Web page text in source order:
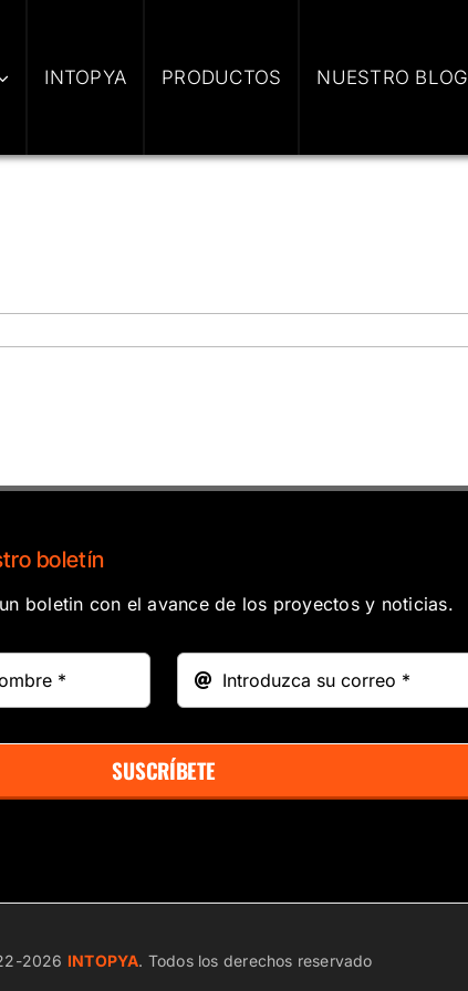
INTOPYA PRODUCTOS NUESTRO BLOG
boletín
boletin con el avance de los proyectos y noticias.
SUSCRÍBETE
2026 INTOPYA. Todos los derechos reservado